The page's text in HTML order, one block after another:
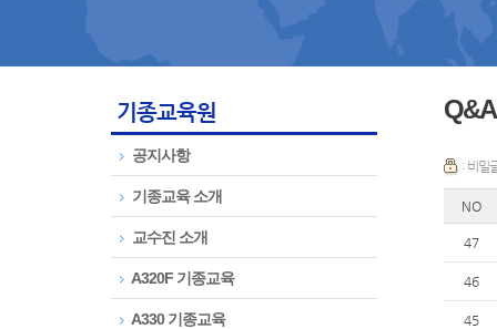
기종교육원
공지사항
기종교육 소개
교수진 소개
A320F 기종교육
A330 기종교육
Q&A
: 비밀
NO
47
46
45